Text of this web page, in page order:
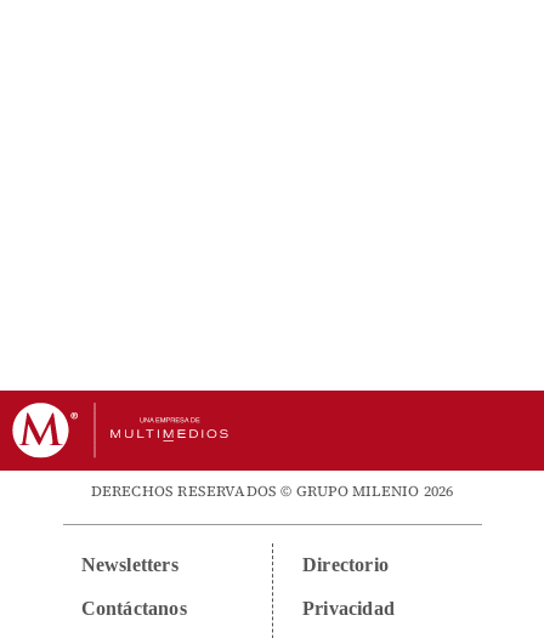
DERECHOS RESERVADOS © GRUPO MILENIO 2026
Newsletters
Contáctanos
Directorio
Privacidad